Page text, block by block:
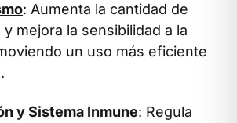
: Aumenta la cantidad de
mejora la sensibilidad a la
un uso más eficiente
y Sistema Inmune: Regula